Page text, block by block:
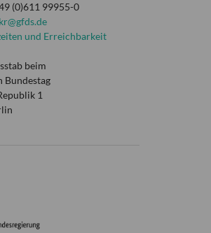
(0)611 99955-0
und Erreichbarkeit
beim
Bundestag
1